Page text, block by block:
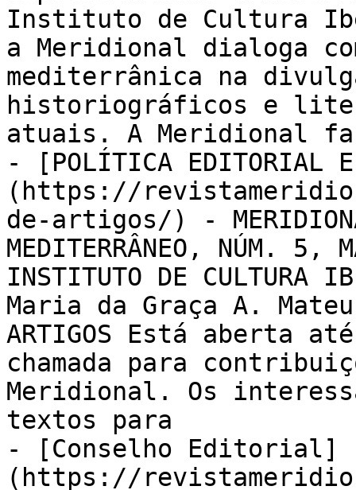
Instituto de Cultura
a Meridional dialoga
mediterrânica na
historiográficos e
atuais. A Meridional
- [POLÍTICA EDITORIAL E
(https://
de-artigos/) -
MEDITERRÂNEO, NÚM. 5,
INSTITUTO DE CULTURA
Maria da Graça A. Mateus
ARTIGOS Está aberta
chamada para
Meridional. Os
textos para
- [Conselho Editorial]
(https://